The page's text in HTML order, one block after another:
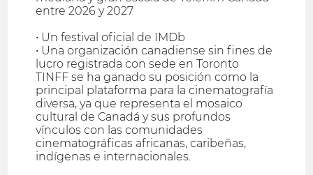
entre 2026 y 2027
• Un festival oficial de IMDb
• Una organización canadiense sin fines de
lucro registrada con sede en Toronto
TINFF se ha ganado su posición como la
principal plataforma para la cinematografía
diversa, ya que representa el mosaico
cultural de Canadá y sus profundos
vínculos con las comunidades
cinematográficas africanas, caribeñas,
indígenas e internacionales.